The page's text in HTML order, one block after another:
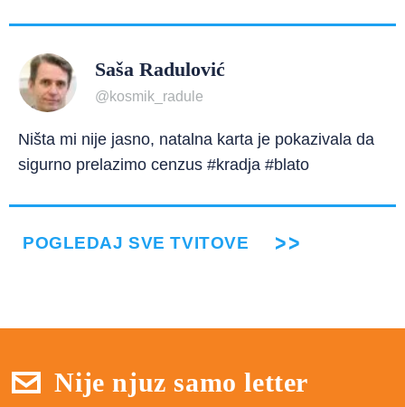
Saša Radulović
@kosmik_radule
Ništa mi nije jasno, natalna karta je pokazivala da
sigurno prelazimo cenzus #kradja #blato
POGLEDAJ SVE TVITOVE
Nije njuz samo letter